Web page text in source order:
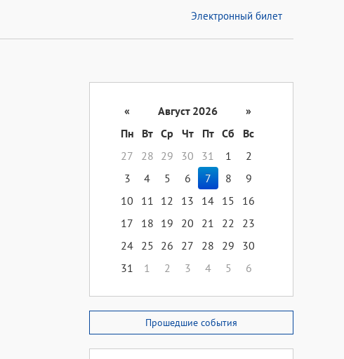
Электронный билет
« Август 2026
»
Пн
Вт Ср Чт Пт Сб
Вс
27
28 29 30 31 1
2
3
4 5 6 7 8
9
10
11 12 13 14 15
16
17
18 19 20 21 22
23
24 25 26 27 28 29
30
31
1 2 3 4 5 6
Прошедшие события